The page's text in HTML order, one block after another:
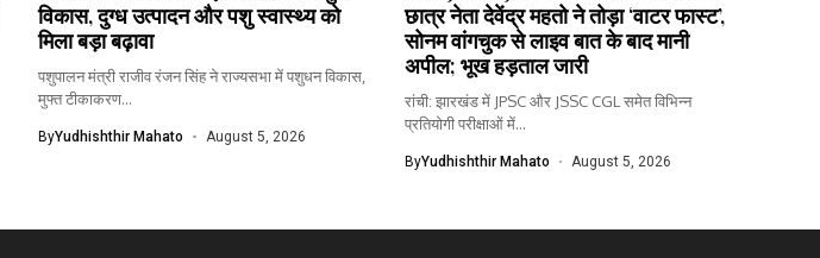
विकास, दुग्ध उत्पादन और पशु स्वास्थ्य को
मिला बड़ा बढ़ावा
पशुपालन मंत्री राजीव रंजन सिंह ने राज्यसभा में पशुधन विकास,
मुफ्त टीकाकरण...
ByYudhishthir Mahato August 5, 2026
छात्र नेता देवेंद्र महतो ने तोड़ा ‘वाटर फास्ट’,
सोनम वांगचुक से लाइव बात के बाद मानी
अपील; भूख हड़ताल जारी
रांची: झारखंड में JPSC और JSSC CGL समेत विभिन्न
प्रतियोगी परीक्षाओं में...
ByYudhishthir Mahato August 5, 2026